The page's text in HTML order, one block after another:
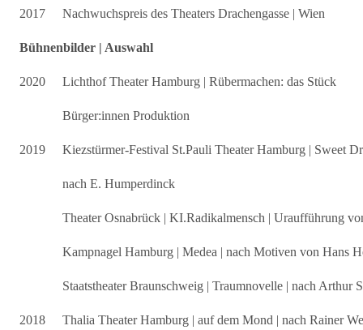
2017 Nachwuchspreis des Theaters Drachengasse | Wien
Bühnenbilder | Auswahl
2020 Lichthof Theater Hamburg | Rübermachen: das Stück
Bürger:innen Produktion
2019 Kiezstürmer-Festival St.Pauli Theater Hamburg | Sweet
nach E. Humperdinck
Theater Osnabrück | KI.Radikalmensch | Uraufführung
Kampnagel Hamburg | Medea | nach Motiven von Hans
Staatstheater Braunschweig | Traumnovelle | nach Arthur
2018 Thalia Theater Hamburg | auf dem Mond | nach Rainer